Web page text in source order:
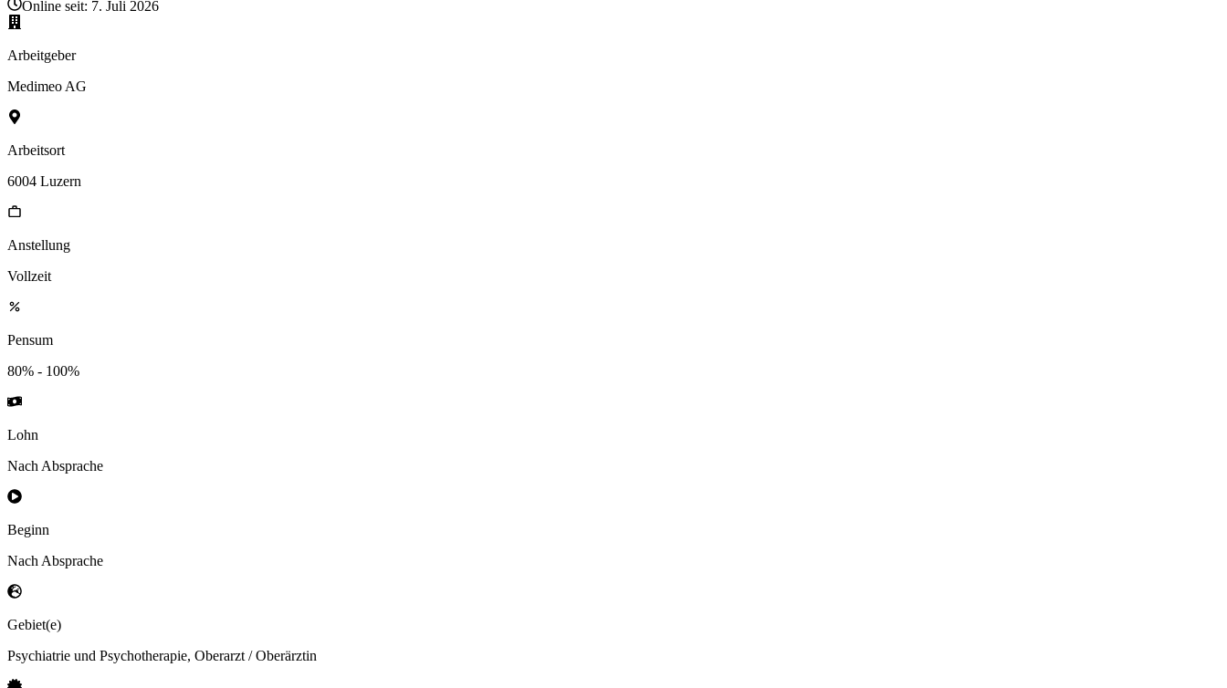
Online seit: 7. Juli 2026
Arbeitgeber
Medimeo AG
Arbeitsort
6004 Luzern
Anstellung
Vollzeit
Pensum
80% - 100%
Lohn
Nach Absprache
Beginn
Nach Absprache
Gebiet(e)
Psychiatrie und Psychotherapie, Oberarzt / Oberärztin